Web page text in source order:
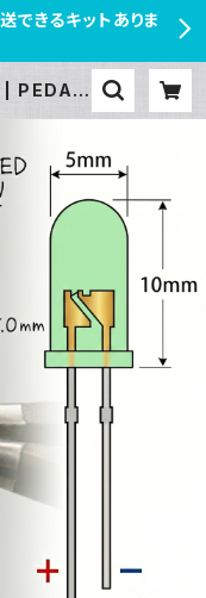
できるキットありま
| PEDAL